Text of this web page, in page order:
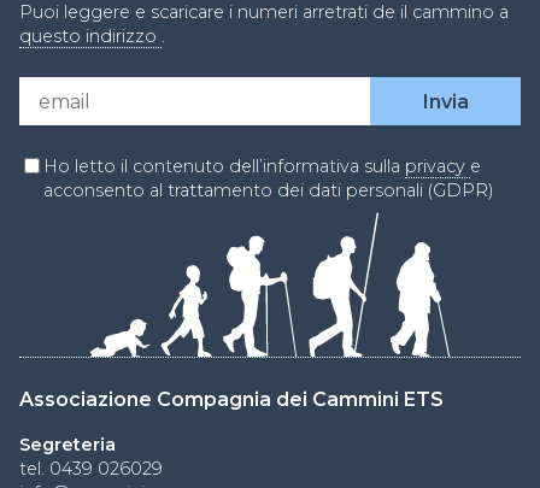
Associazione Compagnia dei Cammini ETS
Segreteria
tel. 0439 026029
Puoi leggere e scaricare i numeri arretrati de il cammino a
questo indirizzo .
Ho letto il contenuto dell’informativa sulla privacy e
acconsento al trattamento dei dati personali (GDPR)